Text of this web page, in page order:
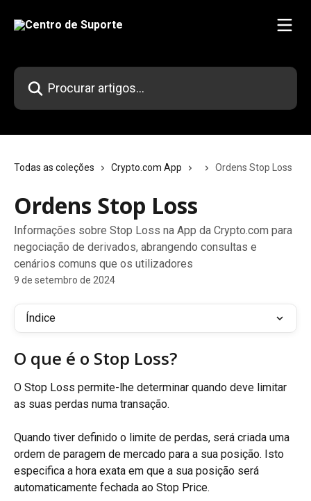
Procurar artigos...
Todas as coleções Crypto.com App Ordens Stop Loss
Ordens Stop Loss
Informações sobre Stop Loss na App da Crypto.com para
negociação de derivados, abrangendo consultas e
cenários comuns que os utilizadores
9 de setembro de 2024
Índice
O que é o Stop Loss?
O Stop Loss permite-lhe determinar quando deve limitar
as suas perdas numa transação.
Quando tiver definido o limite de perdas, será criada uma
ordem de paragem de mercado para a sua posição. Isto
especifica a hora exata em que a sua posição será
automaticamente fechada ao Stop Price.